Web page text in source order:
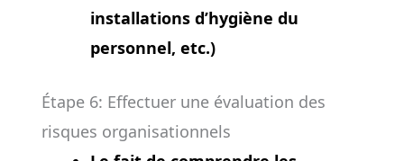
installations d’hygiène du
personnel, etc.)
Étape 6: Effectuer une évaluation des
risques organisationnels